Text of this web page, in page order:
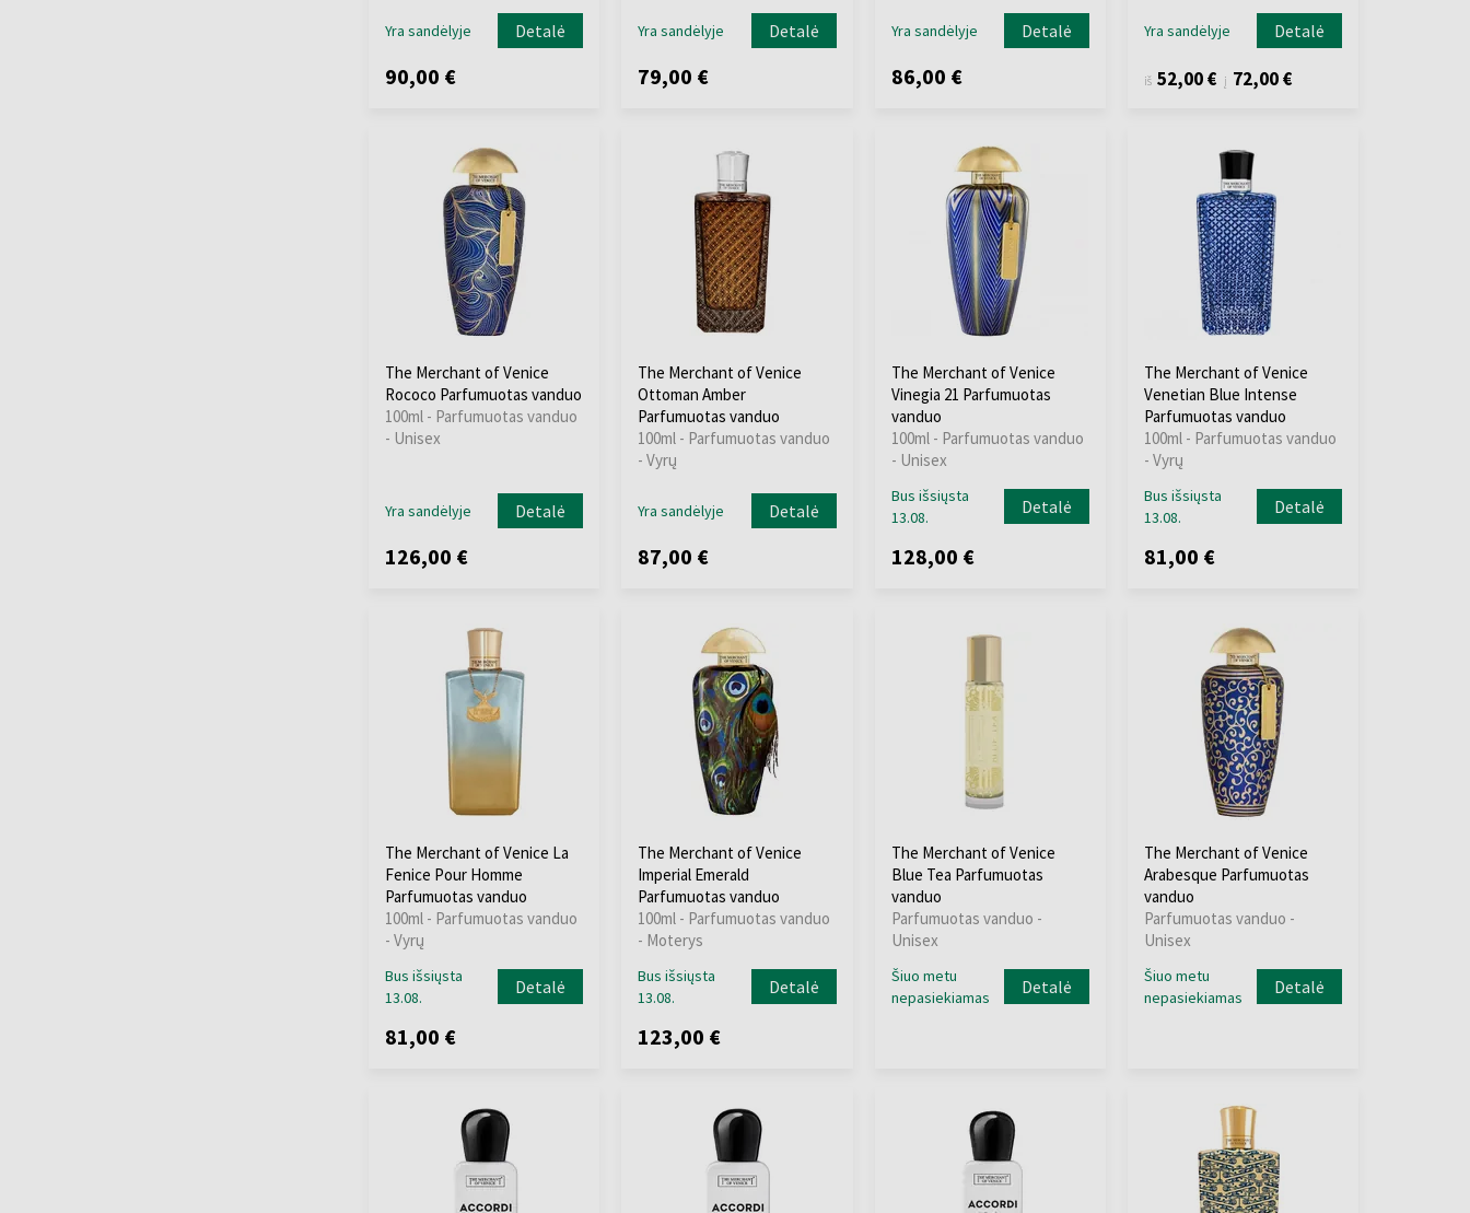
Yra sandėlyje Detalė
90,00 €
Yra sandėlyje Detalė
79,00 €
Yra sandėlyje Detalė
86,00 €
Yra sandėlyje Detalė
iš 52,00 € į 72,00 €
The Merchant of Venice
Rococo Parfumuotas vanduo
100ml - Parfumuotas vanduo
- Unisex
Yra sandėlyje Detalė
126,00 €
The Merchant of Venice
Ottoman Amber
Parfumuotas vanduo
100ml - Parfumuotas vanduo
- Vyrų
Yra sandėlyje Detalė
87,00 €
The Merchant of Venice
Vinegia 21 Parfumuotas
vanduo
100ml - Parfumuotas vanduo
- Unisex
Bus išsiųsta
13.08.
Detalė
128,00 €
The Merchant of Venice
Venetian Blue Intense
Parfumuotas vanduo
100ml - Parfumuotas vanduo
- Vyrų
Bus išsiųsta
13.08.
Detalė
81,00 €
The Merchant of Venice La
Fenice Pour Homme
Parfumuotas vanduo
100ml - Parfumuotas vanduo
- Vyrų
Bus išsiųsta
13.08.
Detalė
81,00 €
The Merchant of Venice
Imperial Emerald
Parfumuotas vanduo
100ml - Parfumuotas vanduo
- Moterys
Bus išsiųsta
13.08.
Detalė
123,00 €
The Merchant of Venice
Blue Tea Parfumuotas
vanduo
Parfumuotas vanduo -
Unisex
Šiuo metu
nepasiekiamas
Detalė
The Merchant of Venice
Arabesque Parfumuotas
vanduo
Parfumuotas vanduo -
Unisex
Šiuo metu
nepasiekiamas
Detalė